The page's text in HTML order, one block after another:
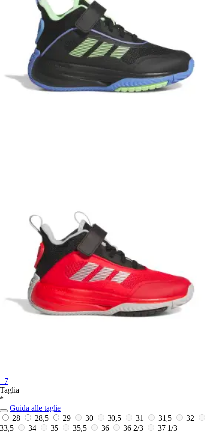
+7
Taglia
*
Guida alle taglie
28
28,5 29 30 30,5 31 31,5
32
33,5
34 35 35,5 36 36 2/3 37 1/3